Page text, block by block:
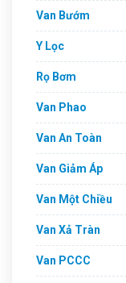
Van Bướm
Y Lọc
Rọ Bơm
Van Phao
Van An Toàn
Van Giảm Áp
Van Một Chiều
Van Xả Tràn
Van PCCC